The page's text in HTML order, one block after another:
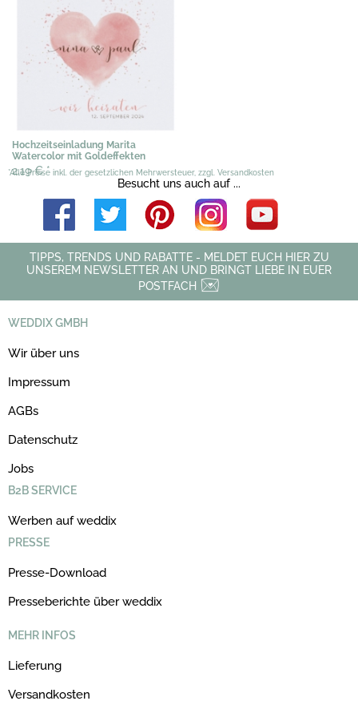
Hochzeitseinladung Marita
Watercolor mit Goldeffekten
2,19 €*
*Alle Preise inkl. der gesetzlichen Mehrwersteuer, zzgl. Versandkosten
Besucht uns auch auf ...
TIPPS, TRENDS UND RABATTE - MELDET EUCH HIER ZU
UNSEREM NEWSLETTER AN UND BRINGT LIEBE IN EUER
POSTFACH
WEDDIX GMBH
Wir über uns
Impressum
AGBs
Datenschutz
Jobs
B2B SERVICE
Werben auf weddix
PRESSE
Presse-Download
Presseberichte über weddix
MEHR INFOS
Lieferung
Versandkosten